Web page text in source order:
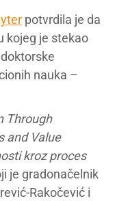
potvrdila je da
kojeg je stekao
nauka –
Through
and Value
kroz proces
je gradonačelnik
Rakočević i